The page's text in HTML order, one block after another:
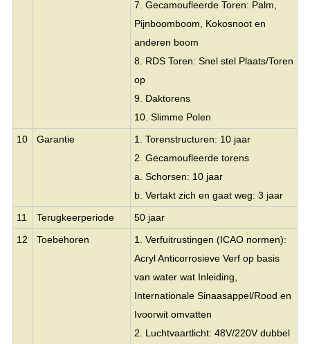
7. Gecamoufleerde Toren: Palm,
Pijnboomboom, Kokosnoot en
anderen boom
8. RDS Toren: Snel stel Plaats/Toren
op
9. Daktorens
10. Slimme Polen
10
Garantie
1. Torenstructuren: 10 jaar
2. Gecamoufleerde torens
a. Schorsen: 10 jaar
b. Vertakt zich en gaat weg: 3 jaar
11
Terugkeerperiode
50 jaar
12
Toebehoren
1. Verfuitrustingen (ICAO normen):
Acryl Anticorrosieve Verf op basis
van water wat Inleiding,
Internationale Sinaasappel/Rood en
Ivoorwit omvatten
2. Luchtvaartlicht: 48V/220V dubbel